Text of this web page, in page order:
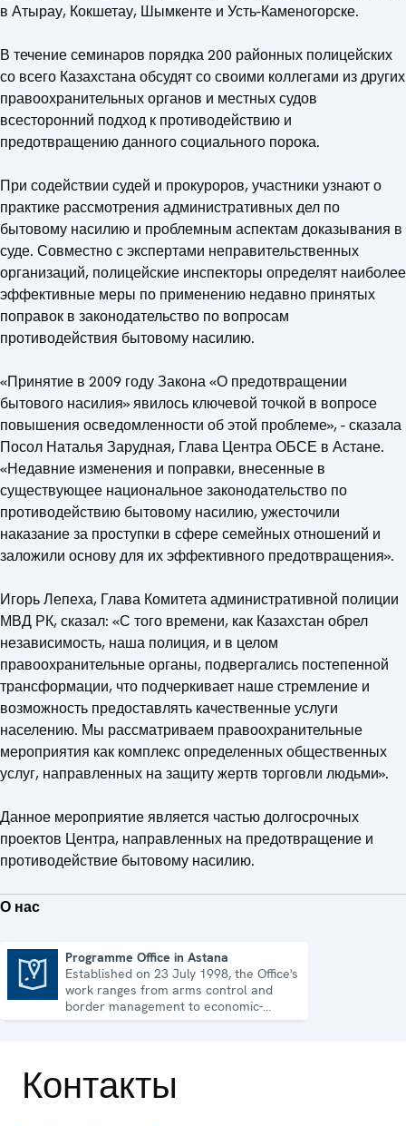
в Атырау, Кокшетау, Шымкенте и Усть-Каменогорске.
В течение семинаров порядка 200 районных полицейских
со всего Казахстана обсудят со своими коллегами из других
правоохранительных органов и местных судов
всесторонний подход к противодействию и
предотвращению данного социального порока.
При содействии судей и прокуроров, участники узнают о
практике рассмотрения административных дел по
бытовому насилию и проблемным аспектам доказывания в
суде. Совместно с экспертами неправительственных
организаций, полицейские инспекторы определят наиболее
эффективные меры по применению недавно принятых
поправок в законодательство по вопросам
противодействия бытовому насилию.
«Принятие в 2009 году Закона «О предотвращении
бытового насилия» явилось ключевой точкой в вопросе
повышения осведомленности об этой проблеме», - сказала
Посол Наталья Зарудная, Глава Центра ОБСЕ в Астане.
«Недавние изменения и поправки, внесенные в
существующее национальное законодательство по
противодействию бытовому насилию, ужесточили
наказание за проступки в сфере семейных отношений и
заложили основу для их эффективного предотвращения».
Игорь Лепеха, Глава Комитета административной полиции
МВД РК, сказал: «С того времени, как Казахстан обрел
независимость, наша полиция, и в целом
правоохранительные органы, подвергались постепенной
трансформации, что подчеркивает наше стремление и
возможность предоставлять качественные услуги
населению. Мы рассматриваем правоохранительные
мероприятия как комплекс определенных общественных
услуг, направленных на защиту жертв торговли людьми».
Данное мероприятие является частью долгосрочных
проектов Центра, направленных на предотвращение и
противодействие бытовому насилию.
О нас
Programme Office in Astana
Established on 23 July 1998, the Office's
work ranges from arms control and
border management to economic-
environmental issues and human rights.
Контакты